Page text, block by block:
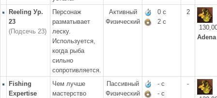
Reeling Ур.
23
(Подсечь 23)
Персонаж
разматывает
леску.
Используется,
когда рыба
сильно
сопротивляется.
Активный
Физический
0 с
2 с
2
Adena
Fishing
Expertise
Чем лучше
мастерство
Пассивный
Физический
- с
- с
-